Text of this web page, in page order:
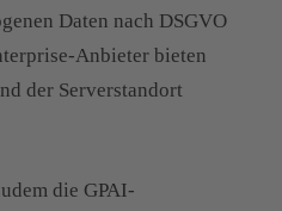
Daten nach DSGVO
Anbieter bieten
der Serverstandort
die GPAI-